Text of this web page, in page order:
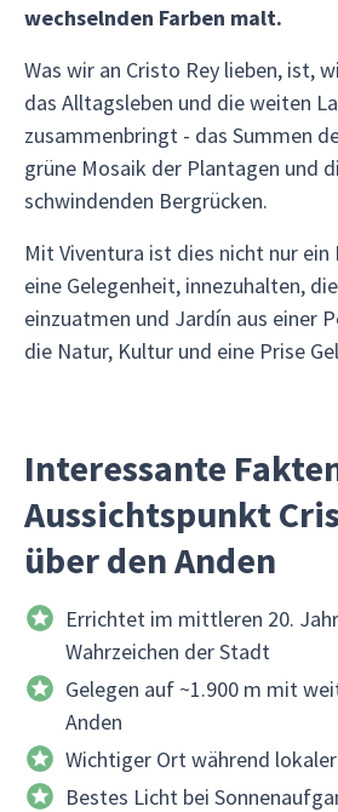
wechselnden Farben malt.
Was wir an Cristo Rey lieben, ist,
das Alltagsleben und die weiten
zusammenbringt - das Summen
grüne Mosaik der Plantagen und
schwindenden Bergrücken.
Mit Viventura ist dies nicht nur
eine Gelegenheit, innezuhalten,
einzuatmen und Jardín aus einer
die Natur, Kultur und eine Prise
Interessante
Aussichtspunkt
über den Anden
Errichtet im mittleren 20.
Wahrzeichen der Stadt
Gelegen auf ~1.900 m mit
Anden
Wichtiger Ort während
Bestes Licht bei